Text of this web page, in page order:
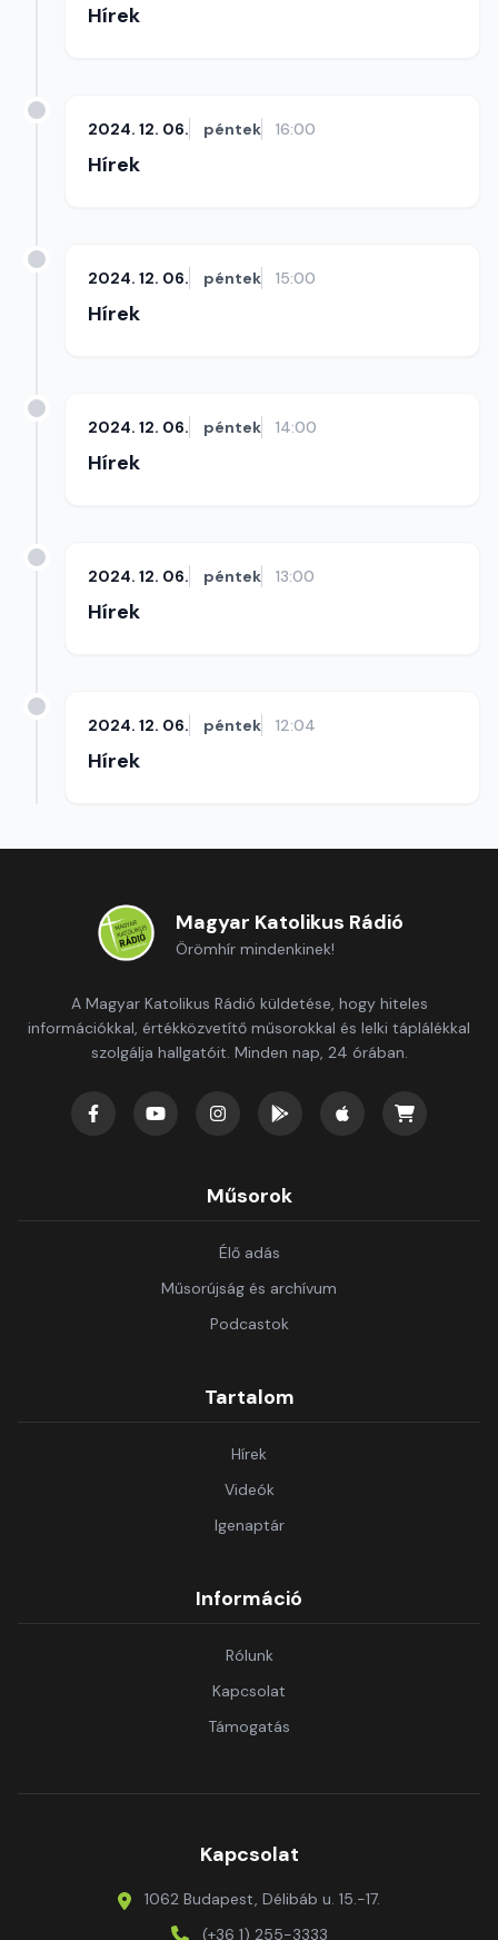
Hírek
2024. 12. 06. péntek 16:00
Hírek
2024. 12. 06. péntek 15:00
Hírek
2024. 12. 06. péntek 14:00
Hírek
2024. 12. 06. péntek 13:00
Hírek
2024. 12. 06. péntek 12:04
Hírek
Magyar Katolikus Rádió
Örömhír mindenkinek!
A Magyar Katolikus Rádió küldetése, hogy hiteles
információkkal, értékközvetítő műsorokkal és lelki táplálékkal
szolgálja hallgatóit. Minden nap, 24 órában.
Műsorok
Élő adás
Műsorújság és archívum
Podcastok
Tartalom
Hírek
Videók
Igenaptár
Információ
Rólunk
Kapcsolat
Támogatás
Kapcsolat
1062 Budapest, Délibáb u. 15.-17.
(+36 1) 255-3333